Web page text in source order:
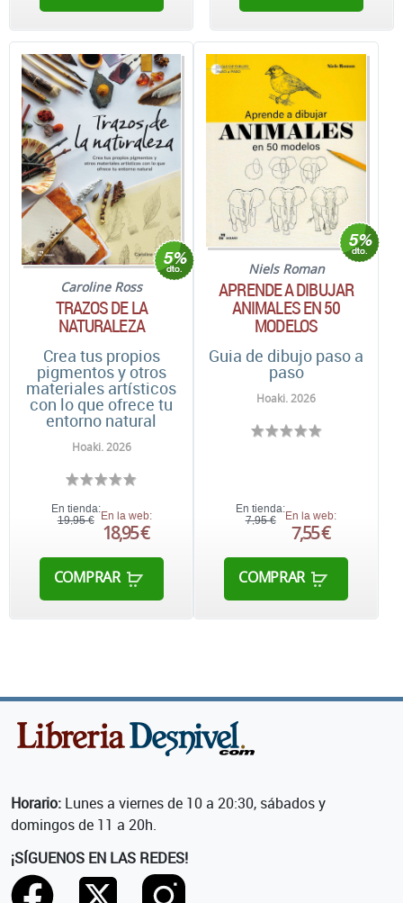
Caroline Ross
TRAZOS DE LA
NATURALEZA
Crea tus propios
pigmentos y otros
materiales artísticos
con lo que ofrece tu
entorno natural
Hoaki. 2026
En tienda:
19,95 € En la web:
18,95 €
COMPRAR
Niels Roman
APRENDE A DIBUJAR
ANIMALES EN 50
MODELOS
Guia de dibujo paso a
paso
Hoaki. 2026
En tienda:
7,95 €
En la web:
7,55 €
COMPRAR
Horario: Lunes a viernes de 10 a 20:30, sábados y
domingos de 11 a 20h.
¡SÍGUENOS EN LAS REDES!